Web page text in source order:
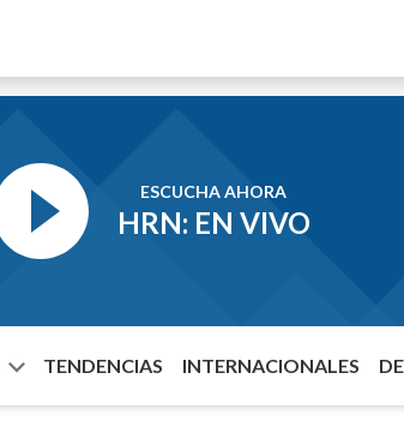
ESCUCHA AHORA
HRN: EN VIVO
TENDENCIAS INTERNACIONALES